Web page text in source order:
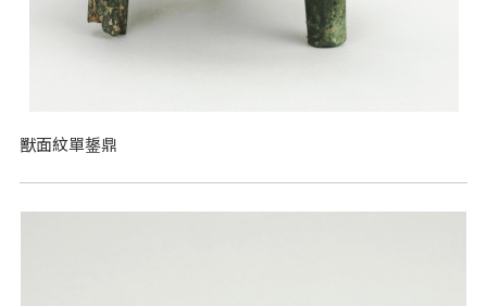
獸面紋單鋬鼎